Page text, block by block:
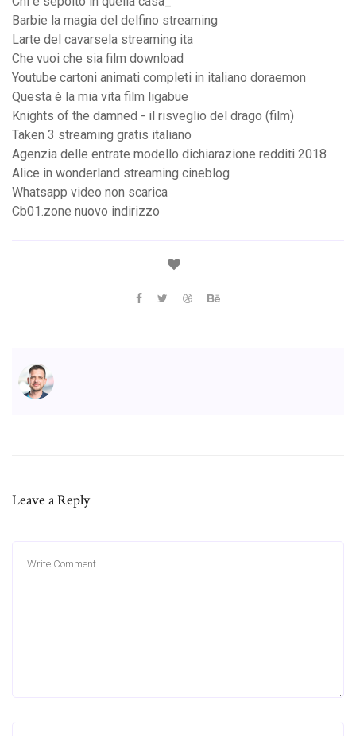
Barbie la magia del delfino streaming
Larte del cavarsela streaming ita
Che vuoi che sia film download
Youtube cartoni animati completi in italiano doraemon
Questa è la mia vita film ligabue
Knights of the damned - il risveglio del drago (film)
Taken 3 streaming gratis italiano
Agenzia delle entrate modello dichiarazione redditi 2018
Alice in wonderland streaming cineblog
Whatsapp video non scarica
Cb01.zone nuovo indirizzo
Leave a Reply